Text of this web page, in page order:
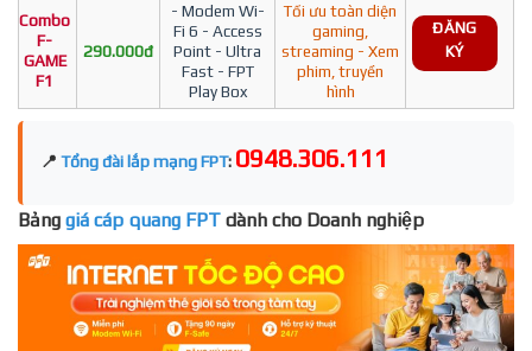
Combo
F-
GAME
F1
290.000đ
- Modem Wi-
Fi 6 - Access
Point - Ultra
Fast - FPT
Play Box
Tối ưu toàn diện
gaming,
streaming - Xem
phim, truyền
hình
ĐĂNG
KÝ
📍 Tổng đài lắp mạng FPT: 0948.306.111
Bảng giá cáp quang FPT dành cho Doanh nghiệp